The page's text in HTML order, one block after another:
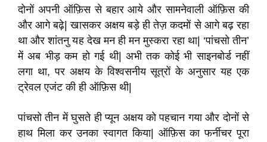
दोनों अपनी ऑफ़िस से बहार आये और सामनेवाली ऑफ़िस की
और आगे बढ़े| खासकर अक्षय बड़े ही तेज़ कदमों से आगे बढ़ रहा
था और शांतनु यह देख मन ही मन मुस्करा रहा था| ‘पांचसो तीन’
में अब भीड़ कम हो गई थी| अभी तक कोई भी साइनबोर्ड नहीं
लगा था, पर अक्षय के विश्वसनीय सूत्रों के अनुसार यह एक
ट्रेवल एजंट की ही ऑफ़िस थी|
पांचसो तीन में घुसते ही प्यून अक्षय को पहचान गया और दोनों से
हाथ मिला कर उनका स्वागत किया| ऑफ़िस का फर्नीचर पूरा